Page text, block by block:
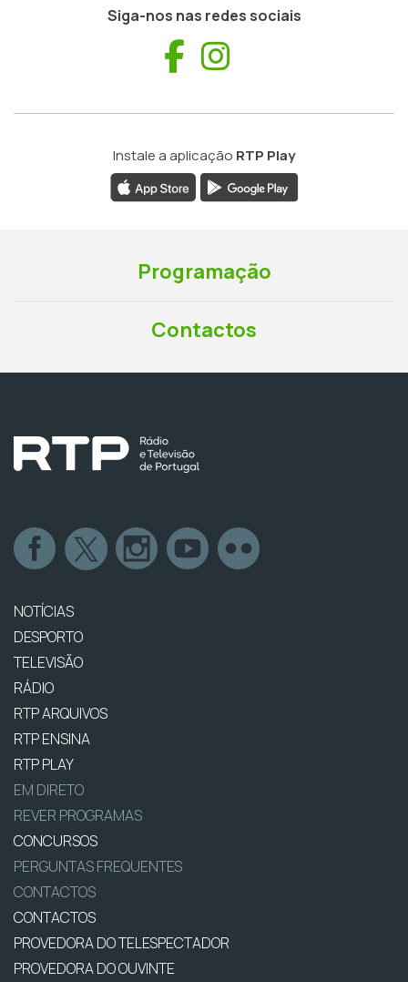
Siga-nos nas redes sociais
Facebook
Instale a aplicação RTP Play
Programação
Contactos
NOTÍCIAS
DESPORTO
TELEVISÃO
RÁDIO
RTP ARQUIVOS
RTP ENSINA
RTP PLAY
EM DIRETO
REVER PROGRAMAS
CONCURSOS
PERGUNTAS FREQUENTES
CONTACTOS
CONTACTOS
PROVEDORA DO TELESPECTADOR
PROVEDORA DO OUVINTE